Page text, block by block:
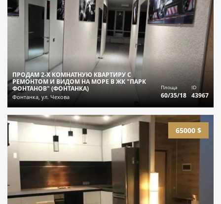
ПРОДАМ 2-Х КОМНАТНУЮ КВАРТИРУ С
РЕМОНТОМ И ВИДОМ НА МОРЕ В ЖК "ПАРК
ФОНТАНОВ" (ФОНТАНКА)
Фонтанка, ул. Чехова
Площа
60/35/18
ID
43967
65000 $